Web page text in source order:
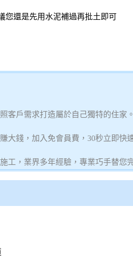
您還是先用水泥補過再批土即可
客戶需求打造屬於自己獨特的住家。
大錢，加入免會員費，30秒立即快
工，業界多年經驗，專業巧手替您